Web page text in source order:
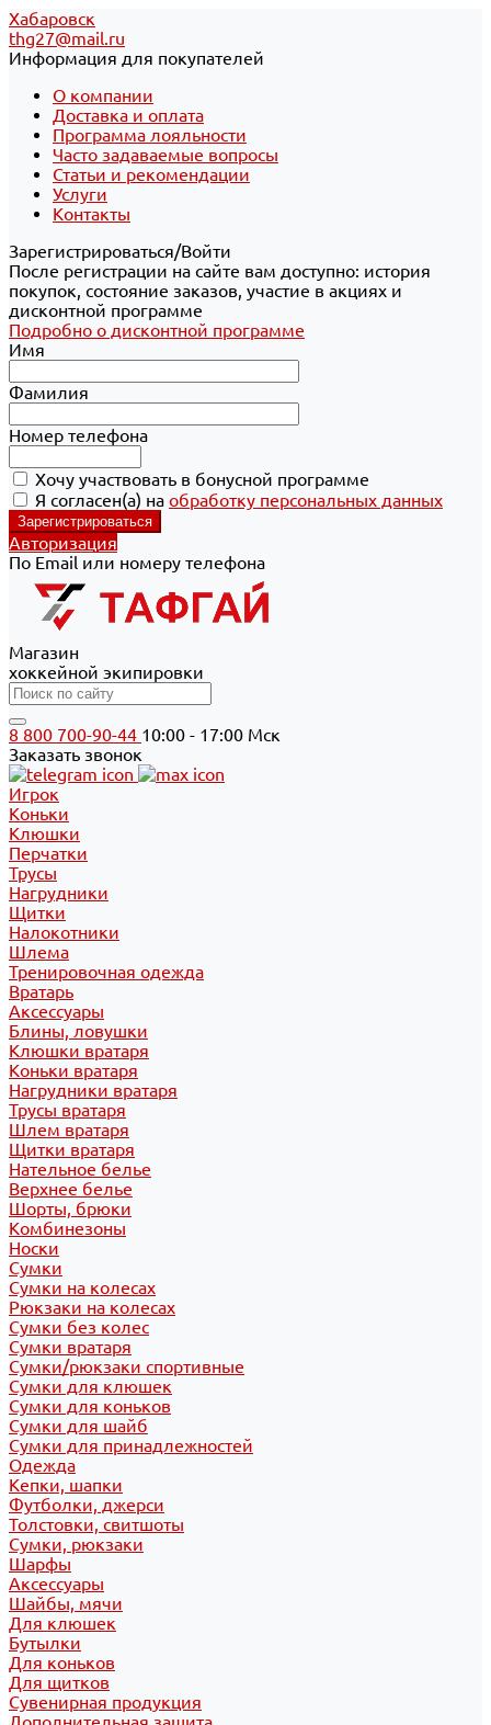
Хабаровск
thg27@mail.ru
Информация для покупателей
О компании
Доставка и оплата
Программа лояльности
Часто задаваемые вопросы
Статьи и рекомендации
Услуги
Контакты
Зарегистрироваться/Войти
После регистрации на сайте вам доступно: история
покупок, состояние заказов, участие в акциях и
дисконтной программе
Подробно о дисконтной программе
Имя
Фамилия
Номер телефона
Хочу участвовать в бонусной программе
Я согласен(а) на обработку персональных данных
Авторизация
По Email или номеру телефона
Магазин
хоккейной экипировки
8 800 700-90-44 10:00 - 17:00 Мск
Заказать звонок
Игрок
Коньки
Клюшки
Перчатки
Трусы
Нагрудники
Щитки
Налокотники
Шлема
Тренировочная одежда
Вратарь
Аксессуары
Блины, ловушки
Клюшки вратаря
Коньки вратаря
Нагрудники вратаря
Трусы вратаря
Шлем вратаря
Щитки вратаря
Нательное белье
Верхнее белье
Шорты, брюки
Комбинезоны
Носки
Сумки
Сумки на колесах
Рюкзаки на колесах
Сумки без колес
Сумки вратаря
Сумки/рюкзаки спортивные
Сумки для клюшек
Сумки для коньков
Сумки для шайб
Сумки для принадлежностей
Одежда
Кепки, шапки
Футболки, джерси
Толстовки, свитшоты
Сумки, рюкзаки
Шарфы
Аксессуары
Шайбы, мячи
Для клюшек
Бутылки
Для коньков
Для щитков
Сувенирная продукция